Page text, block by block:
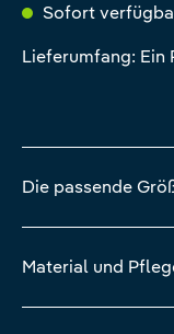
Sofort
Lieferumfang: Ein
Die passende
Material und